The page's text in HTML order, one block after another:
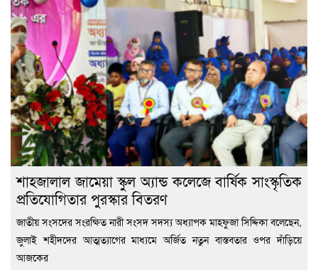
শাহজালাল জামেয়া স্কুল অ্যান্ড কলেজে বার্ষিক সাংস্কৃতিক
প্রতিযোগিতার পুরস্কার বিতরণ
জাতীয় সংসদের সংরক্ষিত নারী সংসদ সদস্য অধ্যাপক মাহফুজা সিদ্দিকা বলেছেন,
জুলাই শহীদদের আত্মত্যাগের মাধ্যমে অর্জিত নতুন বাস্তবতার ওপর দাঁড়িয়ে
আজকের